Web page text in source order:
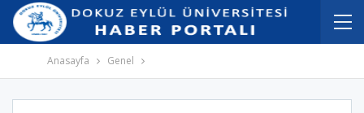
İçeriğe
atla
Navigasyona
atla
Anasayfa Genel